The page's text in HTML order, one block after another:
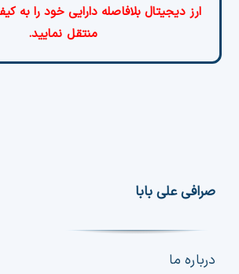
ارز دیجیتال بلافاصله دارایی خود را به
منتقل نمایید.
صرافی علی بابا
درباره ما